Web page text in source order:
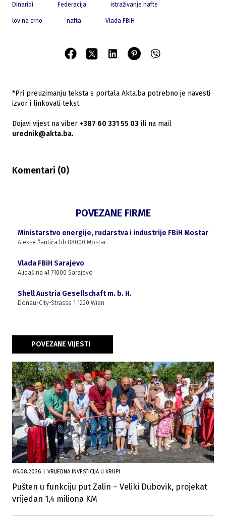
Dinaridi Federacija istraživanje nafte
lov na crno nafta Vlada FBiH
*Pri preuzimanju teksta s portala Akta.ba potrebno je navesti
izvor i linkovati tekst.
Dojavi vijest na viber +387 60 331 55 03 ili na mail
urednik@akta.ba.
Komentari (0)
POVEZANE FIRME
Ministarstvo energije, rudarstva i industrije FBiH Mostar
Alekse Šantića bb 88000 Mostar
Vlada FBiH Sarajevo
Alipašina 41 71000 Sarajevo
Shell Austria Gesellschaft m. b. H.
Donau-City-Strasse 1 1220 Wien
POVEZANE VIJESTI
05.08.2026 VRIJEDNA INVESTICIJA U KRUPI
Pušten u funkciju put Zalin – Veliki Dubovik, projekat
vrijedan 1,4 miliona KM